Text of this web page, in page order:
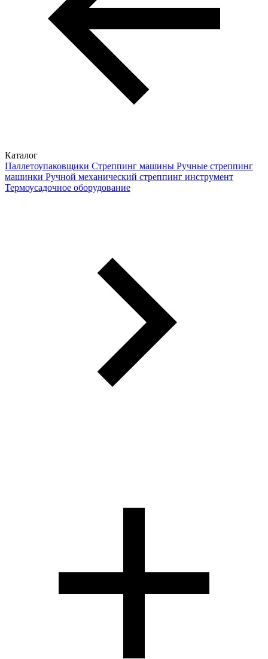
Каталог
Паллетоупаковщики Стреппинг машины Ручные стреппинг
машинки Ручной механический стреппинг инструмент
Термоусадочное оборудование